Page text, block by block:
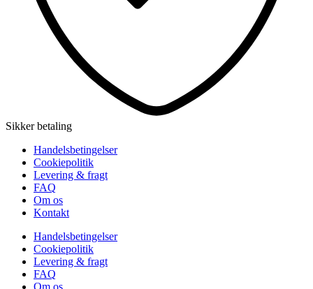
Sikker betaling
Handelsbetingelser
Cookiepolitik
Levering & fragt
FAQ
Om os
Kontakt
Handelsbetingelser
Cookiepolitik
Levering & fragt
FAQ
Om os